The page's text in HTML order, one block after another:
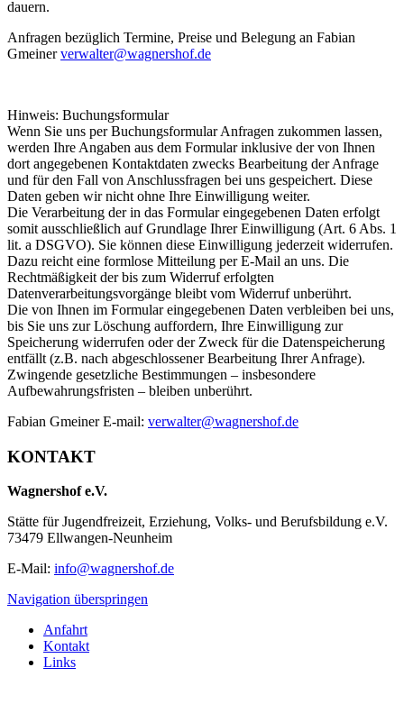
dauern.
Anfragen bezüglich Termine, Preise und Belegung an Fabian
Gmeinerverwalter@wagnershof.de
Hinweis: Buchungsformular
Wenn Sie uns per Buchungsformular Anfragen zukommen lassen,
werden Ihre Angaben aus dem Formular inklusive der von Ihnen
dort angegebenen Kontaktdaten zwecks Bearbeitung der Anfrage
und für den Fall von Anschlussfragen bei uns gespeichert. Diese
Daten geben wir nicht ohne Ihre Einwilligung weiter.
Die Verarbeitung der in das Formular eingegebenen Daten erfolgt
somit ausschließlich auf Grundlage Ihrer Einwilligung (Art. 6 Abs. 1
lit. a DSGVO). Sie können diese Einwilligung jederzeit widerrufen.
Dazu reicht eine formlose Mitteilung per E-Mail an uns. Die
Rechtmäßigkeit der bis zum Widerruf erfolgten
Datenverarbeitungsvorgänge bleibt vom Widerruf unberührt.
Die von Ihnen im Formular eingegebenen Daten verbleiben bei uns,
bis Sie uns zur Löschung auffordern, Ihre Einwilligung zur
Speicherung widerrufen oder der Zweck für die Datenspeicherung
entfällt (z.B. nach abgeschlossener Bearbeitung Ihrer Anfrage).
Zwingende gesetzliche Bestimmungen – insbesondere
Aufbewahrungsfristen – bleiben unberührt.
Fabian Gmeiner E-mail: verwalter@wagnershof.de
KONTAKT
Wagnershof e.V.
Stätte für Jugendfreizeit, Erziehung, Volks- und Berufsbildung e.V.
73479 Ellwangen-Neunheim
E-Mail: info@wagnershof.de
Navigation überspringen
Anfahrt
Kontakt
Links